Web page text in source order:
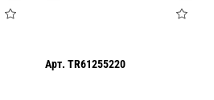
Арт. TR61255220